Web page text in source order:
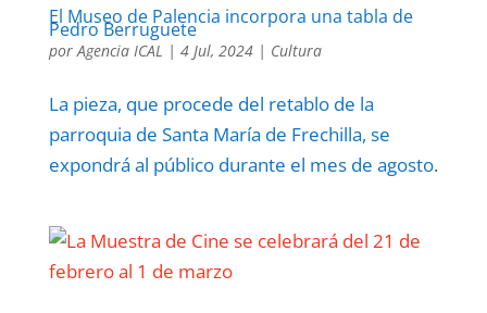
El Museo de Palencia incorpora una tabla de
Pedro Berruguete
porAgencia ICAL | 4 Jul, 2024| Cultura
La pieza, que procede del retablo de la
parroquia de Santa María de Frechilla, se
expondrá al público durante el mes de agosto.